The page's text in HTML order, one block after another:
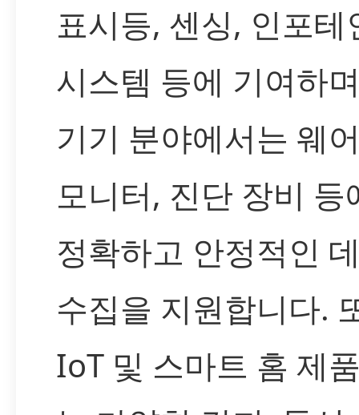
표시등, 센싱, 인포테
시스템 등에 기여하
기기 분야에서는 웨
모니터, 진단 장비 등
정확하고 안정적인
수집을 지원합니다.
IoT 및 스마트 홈 제